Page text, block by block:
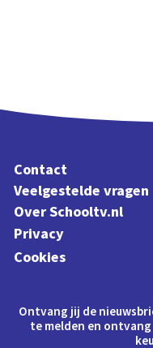
Contact
Veelgestelde vragen
Over Schooltv.nl
Privacy
Cookies
Ontvang jij de
te melden en